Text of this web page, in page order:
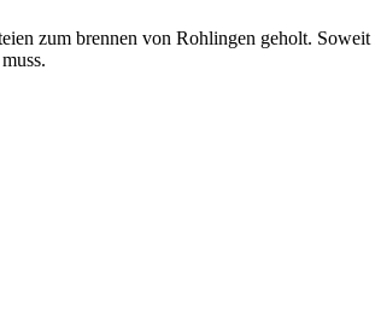
zum brennen von Rohlingen geholt.